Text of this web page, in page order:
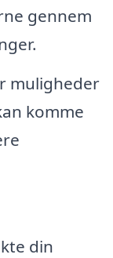
gennem
muligheder
komme
din